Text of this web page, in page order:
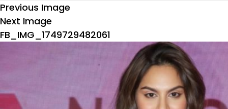
Previous Image
Next Image
FB_IMG_1749729482061